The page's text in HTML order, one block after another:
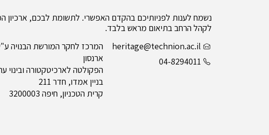
נשמח לענות לפניותיכם בהקדם האפשרי. לתשומת לבכם, ארכיון
לקהל הרחב בתיאום מראש בלבד.
heritage@technion.ac.il
04-8294011
המרכז לחקר המורשת הבנויה
ארנסון
הפקולטה לארכיטקטורה ובינוי
בניין אמדו, חדר 211
קרית הטכניון, חיפה 3200003